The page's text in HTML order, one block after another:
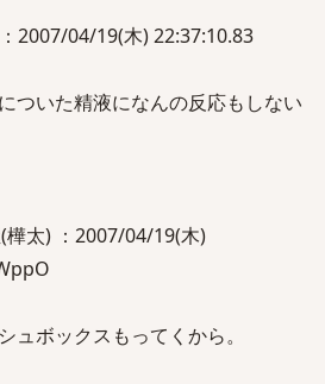
2007/04/19(木) 22:37:10.83
ついた精液になんの反応もしない
樺太) ：2007/04/19(木)
ュボックスもってくから。